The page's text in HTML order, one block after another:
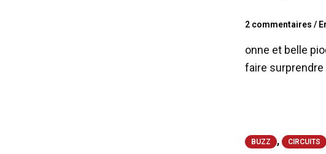
2 commentaires /
onne et belle
faire surprendre
BUZZ , CIRCUITS